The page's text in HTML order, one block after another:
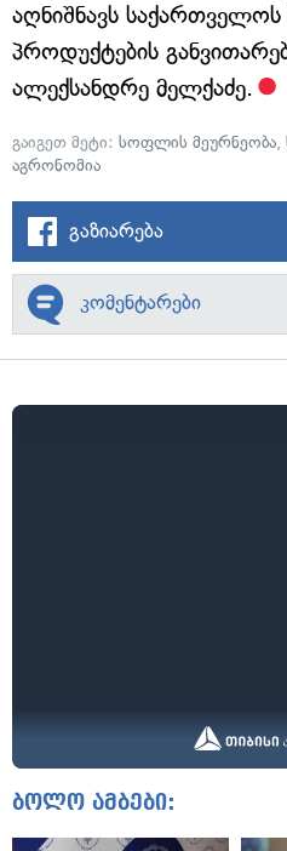
აღნიშნავს საქართველოს
პროდუქტების
ალექსანდრე მელქაძე.
გაიგეთ მეტი: სოფლის მეურნეობა,
აგრონომია
გაზიარება
კომენტარები
ბოლო ამბები: